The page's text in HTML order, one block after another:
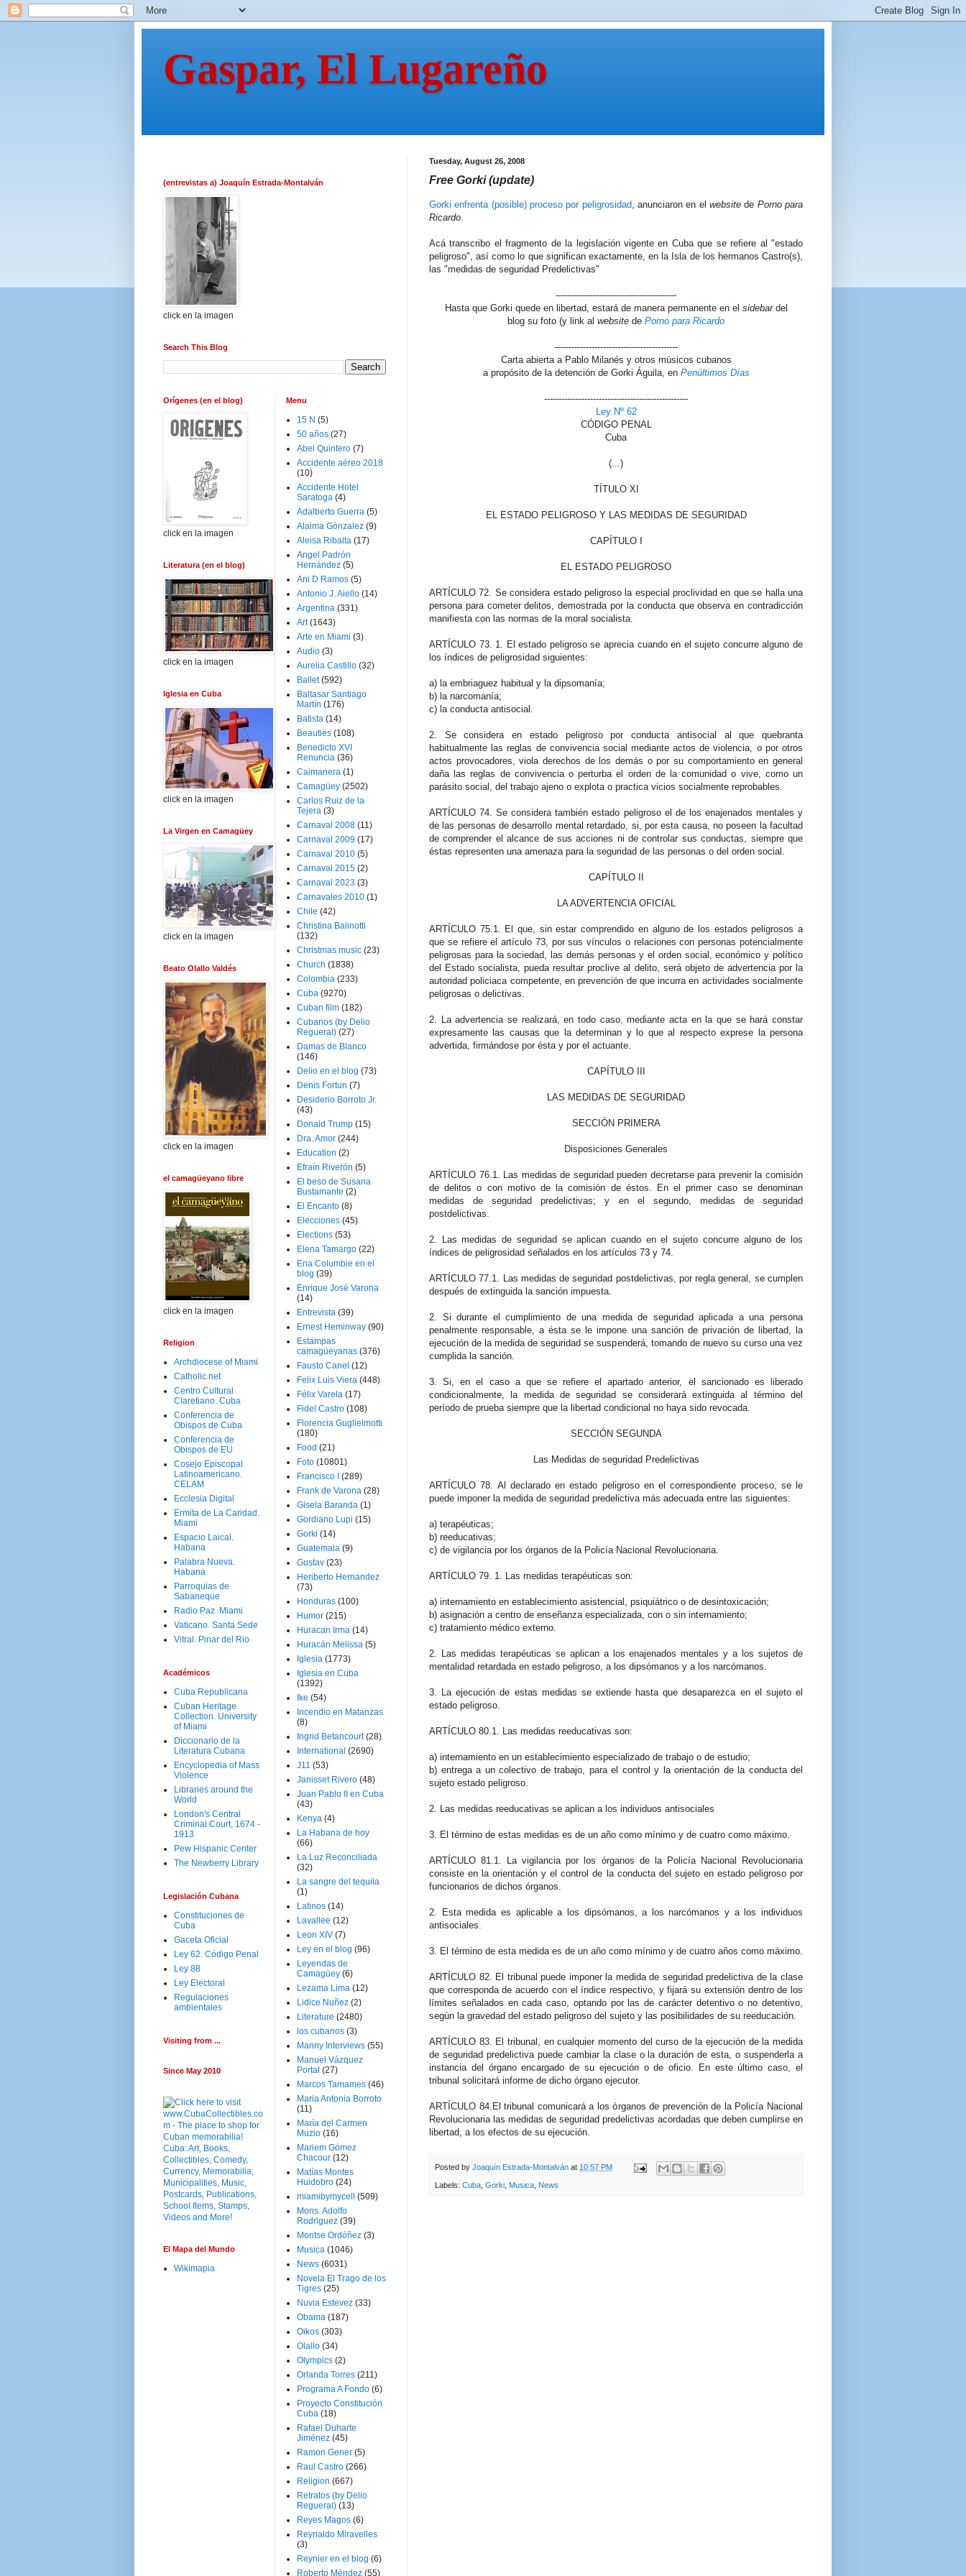
Gaspar, El Lugareño
Tuesday, August 26, 2008
Free Gorki (update)
Gorki enfrenta (posible) proceso por peligrosidad, anunciaron en elwebsite de Porno para
Ricardo.
Acá transcribo el fragmento de la legislación vigente en Cuba que se refiere al "estado
peligroso", así como lo que significan exactamente, en la Isla de los hermanos Castro(s),
las "medidas de seguridad Predelictivas"
------------------------------------------
Hasta que Gorki quede en libertad, estará de manera permanente en el sidebardel
blog su foto (y link al website de Porno para Ricardo
-------------------------------------------
Carta abierta a Pablo Milanés y otros músicos cubanos
a propósito de la detención de Gorki Águila, en Penúltimos Días
--------------------------------------------------
Ley Nº 62
CÓDIGO PENAL
Cuba
(...)
TÍTULO XI
EL ESTADO PELIGROSO Y LAS MEDIDAS DE SEGURIDAD
CAPÍTULO I
EL ESTADO PELIGROSO
ARTÍCULO 72. Se considera estado peligroso la especial proclividad en que se halla una
persona para cometer delitos, demostrada por la conducta que observa en contradicción
manifiesta con las normas de la moral socialista.
ARTÍCULO 73. 1. El estado peligroso se aprecia cuando en el sujeto concurre alguno de
los índices de peligrosidad siguientes:
a) la embriaguez habitual y la dipsomanía;
b) la narcomanía;
c) la conducta antisocial.
2. Se considera en estado peligroso por conducta antisocial al que quebranta
habitualmente las reglas de convivencia social mediante actos de violencia, o por otros
actos provocadores, viola derechos de los demás o por su comportamiento en general
daña las reglas de convivencia o perturba el orden de la comunidad o vive, como un
parásito social, del trabajo ajeno o explota o practica vicios socialmente reprobables.
ARTÍCULO 74. Se considera también estado peligroso el de los enajenados mentales y
de las personas de desarrollo mental retardado, si, por esta causa, no poseen la facultad
de comprender el alcance de sus acciones ni de controlar sus conductas, siempre que
éstas representen una amenaza para la seguridad de las personas o del orden social.
CAPÍTULO II
LA ADVERTENCIA OFICIAL
ARTÍCULO 75.1. El que, sin estar comprendido en alguno de los estados peligrosos a
que se refiere el artículo 73, por sus vínculos o relaciones con personas potencialmente
peligrosas para la sociedad, las demás personas y el orden social, económico y político
del Estado socialista, pueda resultar proclive al delito, será objeto de advertencia por la
autoridad policiaca competente, en prevención de que incurra en actividades socialmente
peligrosas o delictivas.
2. La advertencia se realizará, en todo caso, mediante acta en la que se hará constar
expresamente las causas que la determinan y lo que al respecto exprese la persona
advertida, firmándose por ésta y por el actuante.
CAPÍTULO III
LAS MEDIDAS DE SEGURIDAD
SECCIÓN PRIMERA
Disposiciones Generales
ARTÍCULO 76.1. Las medidas de seguridad pueden decretarse para prevenir la comisión
de delitos o con motivo de la comisión de éstos. En el primer caso se denominan
medidas de seguridad predelictivas; y en el segundo, medidas de seguridad
postdelictivas.
2. Las medidas de seguridad se aplican cuando en el sujeto concurre alguno de los
índices de peligrosidad señalados en los artículos 73 y 74.
ARTÍCULO 77.1. Las medidas de seguridad postdelictivas, por regla general, se cumplen
después de extinguida la sanción impuesta.
2. Si durante el cumplimiento de una medida de seguridad aplicada a una persona
penalmente responsable, a ésta se le impone una sanción de privación de libertad, la
ejecución de la medida de seguridad se suspenderá, tomando de nuevo su curso una vez
cumplida la sanción.
3. Si, en el caso a que se refiere el apartado anterior, el sancionado es liberado
condicionalmente, la medida de seguridad se considerará extinguida al término del
período de prueba siempre que la libertad condicional no haya sido revocada.
SECCIÓN SEGUNDA
Las Medidas de seguridad Predelictivas
ARTÍCULO 78. Al declarado en estado peligroso en el correspondiente proceso, se le
puede imponer la medida de seguridad predelictiva más adecuada entre las siguientes:
a) terapéuticas;
b) reeducativas;
c) de vigilancia por los órganos de la Policía Nacional Revolucionaria.
ARTÍCULO 79. 1. Las medidas terapéuticas son:
a) internamiento en establecimiento asistencial, psiquiátrico o de desintoxicación;
b) asignación a centro de enseñanza especializada, con o sin internamiento;
c) tratamiento médico externo.
2. Las medidas terapéuticas se aplican a los enajenados mentales y a los sujetos de
mentalidad retardada en estado peligroso, a los dipsómanos y a los narcómanos.
3. La ejecución de estas medidas se extiende hasta que desaparezca en el sujeto el
estado peligroso.
ARTÍCULO 80.1. Las medidas reeducativas son:
a) internamiento en un establecimiento especializado de trabajo o de estudio;
b) entrega a un colectivo de trabajo, para el control y la orientación de la conducta del
sujeto estado peligroso.
2. Las medidas reeducativas se aplican a los individuos antisociales
3. El término de estas medidas es de un año como mínimo y de cuatro como máximo.
ARTÍCULO 81.1. La vigilancia por los órganos de la Policía Nacional Revolucionaria
consiste en la orientación y el control de la conducta del sujeto en estado peligroso por
funcionarios de dichos órganos.
2. Esta medida es aplicable a los dipsómanos, a los narcómanos y a los individuos
antisociales.
3. El término de esta medida es de un año como mínimo y de cuatro años como máximo.
ARTÍCULO 82. El tribunal puede imponer la medida de seguridad predelictiva de la clase
que corresponda de acuerdo con el índice respectivo, y fijará su extensión dentro de los
límites señalados en cada caso, optando por las de carácter detentivo o no detentivo,
según la gravedad del estado peligroso del sujeto y las posibilidades de su reeducación.
ARTÍCULO 83. El tribunal, en cualquier momento del curso de la ejecución de la medida
de seguridad predelictiva puede cambiar la clase o la duración de esta, o suspenderla a
instancia del órgano encargado de su ejecución o de oficio. En este último caso, el
tribunal solicitará informe de dicho órgano ejecutor.
ARTÍCULO 84.El tribunal comunicará a los órganos de prevención de la Policía Nacional
Revolucionaria las medidas de seguridad predelictivas acordadas que deben cumplirse en
libertad, a los efectos de su ejecución.
Posted by Joaquín Estrada-Montalván at 10:57 PM
Labels: Cuba Gorki Musica News
(entrevistas a) Joaquín Estrada-Montalván
click en la imagen
Search This Blog
Orígenes (en el blog)
click en la imagen
Literatura (en el blog)
click en la imagen
Iglesia en Cuba
click en la imagen
La Virgen en Camagüey
click en la imagen
Beato Olallo Valdés
click en la imagen
el camagüeyano libre
click en la imagen
Religion
Archdiocese of Miami
Catholic.net
Centro Cultural
Claretiano. Cuba
Conferencia de
Obispos de Cuba
Conferencia de
Obispos de EU
Cosejo Episcopal
Latinoamericano.
CELAM
Ecclesia Digital
Ermita de La Caridad.
Miami
Espacio Laical.
Habana
Palabra Nueva.
Habana
Parroquias de
Sabaneque
Radio Paz. Miami
Vaticano. Santa Sede
Vitral. Pinar del Rio
Académicos
Cuba Republicana
Cuban Heritage
Collection. University
of Miami
Diccionario de la
Literatura Cubana
Encyclopedia of Mass
Violence
Libraries around the
World
London's Central
Criminal Court, 1674 -
1913
Pew Hispanic Center
The Newberry Library
Legislación Cubana
Constituciones de
Cuba
Gaceta Oficial
Ley 62. Código Penal
Ley 88
Ley Electoral
Regulaciones
ambientales
Visiting from ...
Since May 2010
El Mapa del Mundo
Wikimapia
Menu
15 N (5)
50 años (27)
Abel Quintero (7)
Accidente aéreo 2018
(10)
Accidente Hotel
Saratoga (4)
Adalberto Guerra (5)
Alaima Gónzalez (9)
Aleisa Ribalta (17)
Angel Padrón
Hernández (5)
Ani D Ramos (5)
Antonio J. Aiello (14)
Argentina (331)
Art (1643)
Arte en Miami (3)
Audio (3)
Aurelia Castillo (32)
Ballet (592)
Baltasar Santiago
Martín (176)
Batista (14)
Beauties (108)
Benedicto XVI
Renuncia (36)
Caimanera (1)
Camagüey (2502)
Carlos Ruiz de la
Tejera (3)
Carnaval 2008 (11)
Carnaval 2009 (17)
Carnaval 2010 (5)
Carnaval 2015 (2)
Carnaval 2023 (3)
Carnavales 2010 (1)
Chile (42)
Christina Balinotti
(132)
Christmas music (23)
Church (1838)
Colombia (233)
Cuba (9270)
Cuban film (182)
Cubanos (by Delio
Regueral) (27)
Damas de Blanco
(146)
Delio en el blog (73)
Denis Fortun (7)
Desiderio Borroto Jr.
(43)
Donald Trump (15)
Dra. Amor (244)
Education (2)
Efraín Riverón (5)
El beso de Susana
Bustamante (2)
El Encanto (8)
Elecciones (45)
Elections (53)
Elena Tamargo (22)
Ena Columbie en el
blog (39)
Enrique José Varona
(14)
Entrevista (39)
Ernest Heminway (90)
Estampas
camagüeyanas (376)
Fausto Canel (12)
Felix Luis Viera (448)
Félix Varela (17)
Fidel Castro (108)
Florencia Guglielmotti
(180)
Food (21)
Foto (10801)
Francisco I
(289)
Frank de Varona (28)
Gisela Baranda (1)
Gordiano Lupi (15)
Gorki (14)
Guatemala (9)
Gustav (23)
Heriberto Hernandez
(73)
Honduras (100)
Humor (215)
Huracan Irma (14)
Huracán Melissa (5)
Iglesia (1773)
Iglesia en Cuba
(1392)
Ike (54)
Incendio en Matanzas
(8)
Ingrid Betancourt (28)
International (2690)
J11 (53)
Janisset Rivero (48)
Juan Pablo II en Cuba
(43)
Kenya (4)
La Habana de hoy
(66)
La Luz Reconciliada
(32)
La sangre del tequila
(1)
Latinos (14)
Lavallee (12)
Leon XIV (7)
Ley en el blog (96)
Leyendas de
Camagüey (6)
Lezama Lima (12)
Lidice Nuñez (2)
Literature (2480)
los cubanos (3)
Manny Interviews (55)
Manuel Vázquez
Portal (27)
Marcos Tamames (46)
Maria Antonia Borroto
(11)
María del Carmen
Muzio (16)
Mariem Gómez
Chacour (12)
Matías Montes
Huidobro (24)
miamibymycell
(509)
Mons. Adolfo
Rodriguez (39)
Montse Ordóñez (3)
Musica (1046)
News (6031)
Novela El Trago de los
Tigres (25)
Nuvia Estevez (33)
Obama (187)
Oikos (303)
Olallo (34)
Olympics (2)
Orlanda Torres (211)
Programa A Fondo (6)
Proyecto Constitución
Cuba (18)
Rafael Duharte
Jiménez (45)
Ramon Gener (5)
Raul Castro (266)
Religion (667)
Retratos (by Delio
Regueral) (13)
Reyes Magos (6)
Reynaldo Miravelles
(3)
Reynier en el blog (6)
Roberto Méndez (55)